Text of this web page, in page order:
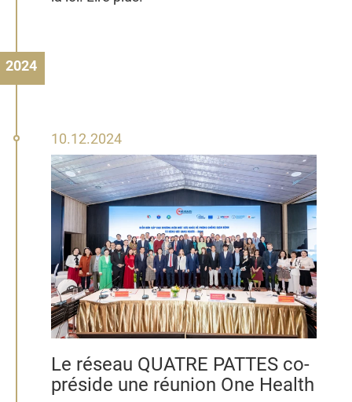
2024
10
décembre
2024
10.12.2024
Le réseau QUATRE PATTES co-
préside une réunion One Health